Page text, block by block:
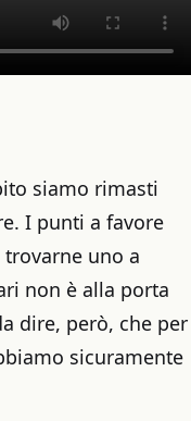
siamo rimasti
I punti a favore
uno a
non è alla porta
dire, però, che per
sicuramente